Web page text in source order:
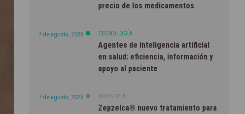
precio de los medicamentos
7 de agosto, 2026 TECNOLOGÍA
Agentes de inteligencia artificial
en salud: eficiencia, información y
apoyo al paciente
7 de agosto, 2026 INDUSTRIA
Zepzelca® nuevo tratamiento para